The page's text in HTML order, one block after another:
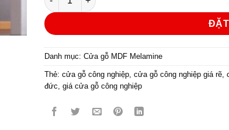
Danh mục: Cửa gỗ MDF Melamine
Thẻ: cửa gỗ công nghiệp, cửa gỗ công nghiệp giá rẽ,
đức giá cửa gỗ công nghiệp